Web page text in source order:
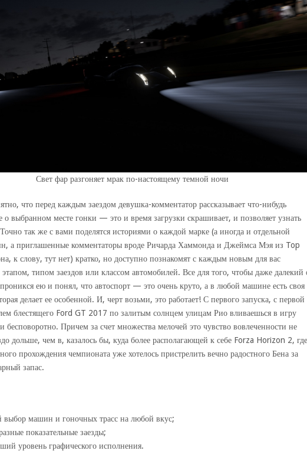
Свет фар разгоняет мрак по-настоящему темной ночи
что перед каждым заездом девушка-комментатор рассказывает что-нибудь
о выбранном месте гонки — это и время загрузки скрашивает, и позволяет узнать
так же с вами поделятся историями о каждой марке (а иногда и отдельной
а приглашенные комментаторы вроде Ричарда Хаммонда и Джеймса Мэя из Top
к слову, тут нет) кратко, но доступно познакомят с каждым новым для вас
типом заездов или классом автомобилей. Все для того, чтобы даже далекий
ею и понял, что автоспорт — это очень круто, а в любой машине есть своя
делает ее особенной. И, черт возьми, это работает! С первого запуска, с первой
блестящего Ford GT 2017 по залитым солнцем улицам Рио вливаешься в игру
бесповоротно. Причем за счет множества мелочей это чувство вовлеченности не
дольше, чем в, казалось бы, куда более располагающей к себе Forza Horizon 2, где
прохождения чемпионата уже хотелось пристрелить вечно радостного Бена за
запас.
выбор машин и гоночных трасс на любой вкус;
показательные заезды;
уровень графического исполнения.